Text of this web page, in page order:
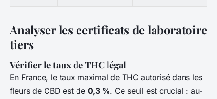
Analyser les certificats de laboratoire
tiers
Vérifier le taux de THC légal
En France, le taux maximal de THC autorisé dans les
fleurs de CBD est de 0,3 %. Ce seuil est crucial : au-